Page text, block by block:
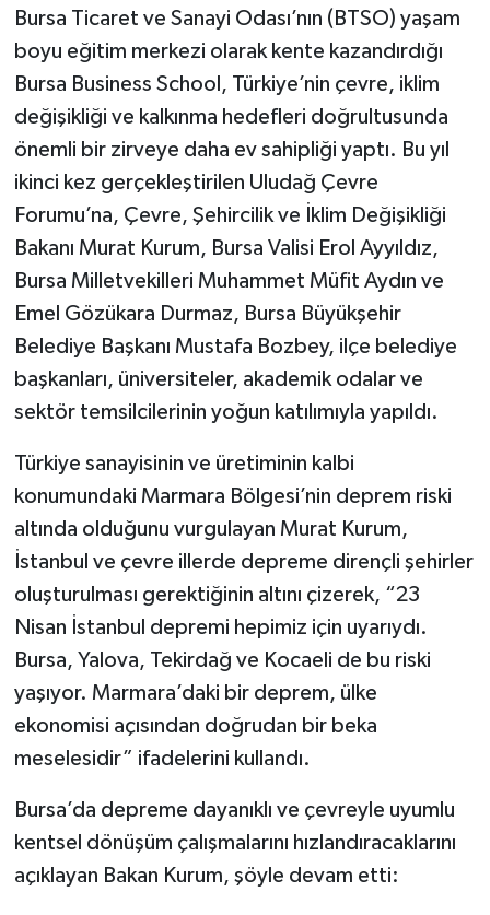
Bursa Ticaret ve Sanayi Odası’nın (BTSO) yaşam
boyu eğitim merkezi olarak kente kazandırdığı
Bursa Business School, Türkiye’nin çevre, iklim
değişikliği ve kalkınma hedefleri doğrultusunda
önemli bir zirveye daha ev sahipliği yaptı. Bu yıl
ikinci kez gerçekleştirilen Uludağ Çevre
Forumu’na, Çevre, Şehircilik ve İklim Değişikliği
Bakanı Murat Kurum, Bursa Valisi Erol Ayyıldız,
Bursa Milletvekilleri Muhammet Müfit Aydın ve
Emel Gözükara Durmaz, Bursa Büyükşehir
Belediye Başkanı Mustafa Bozbey, ilçe belediye
başkanları, üniversiteler, akademik odalar ve
sektör temsilcilerinin yoğun katılımıyla yapıldı.
Türkiye sanayisinin ve üretiminin kalbi
konumundaki Marmara Bölgesi’nin deprem riski
altında olduğunu vurgulayan Murat Kurum,
İstanbul ve çevre illerde depreme dirençli şehirler
oluşturulması gerektiğinin altını çizerek, “23
Nisan İstanbul depremi hepimiz için uyarıydı.
Bursa, Yalova, Tekirdağ ve Kocaeli de bu riski
yaşıyor. Marmara’daki bir deprem, ülke
ekonomisi açısından doğrudan bir beka
meselesidir” ifadelerini kullandı.
Bursa’da depreme dayanıklı ve çevreyle uyumlu
kentsel dönüşüm çalışmalarını hızlandıracaklarını
açıklayan Bakan Kurum, şöyle devam etti: